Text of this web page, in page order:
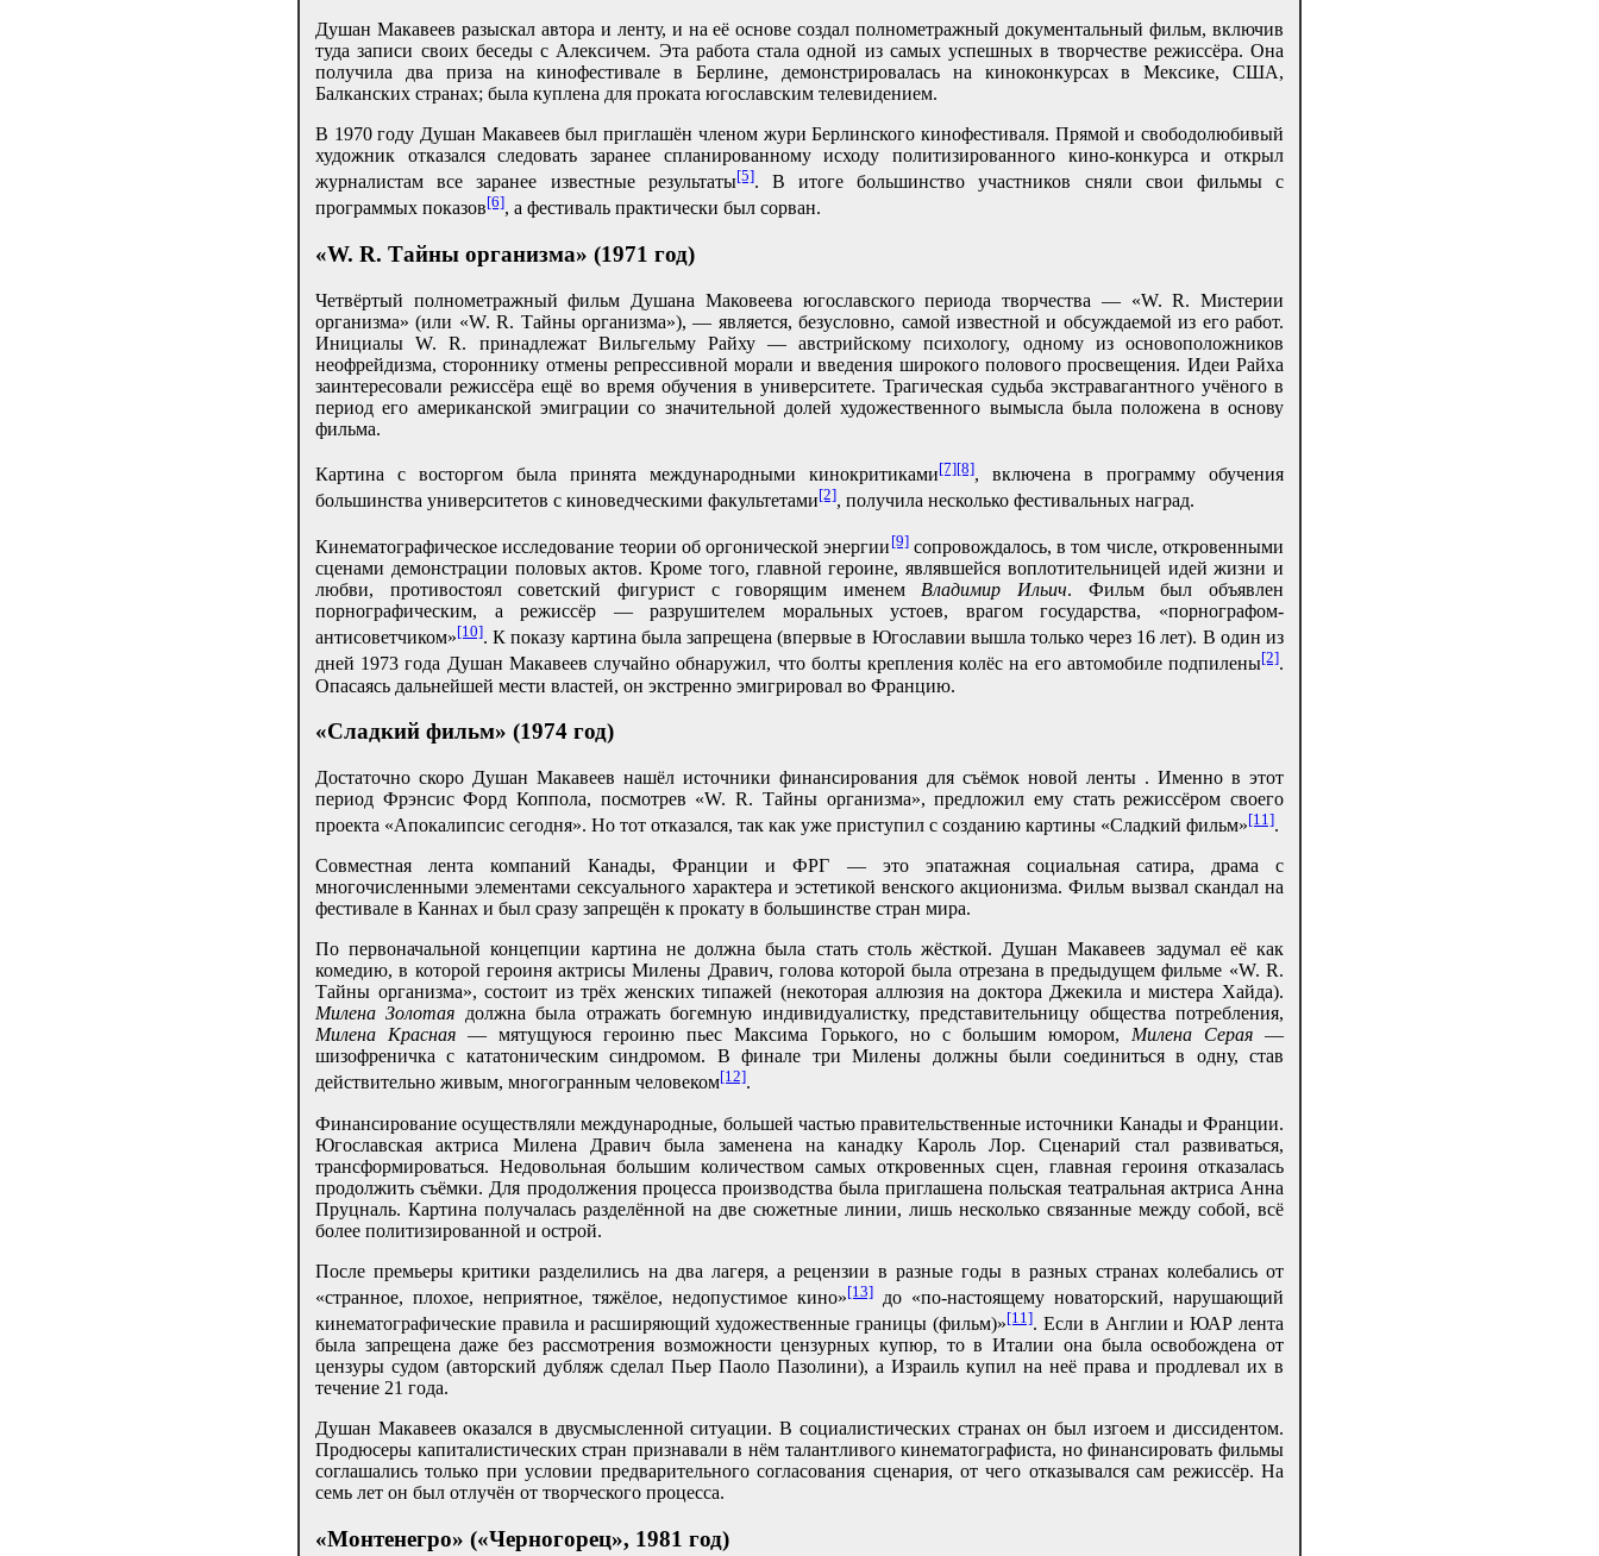
Душан Макавеев разыскал автора и ленту, и на её основе создал полнометражный документальный фильм, включив
туда записи своих беседы с Алексичем. Эта работа стала одной из самых успешных в творчестве режиссёра. Она
получила два приза на кинофестивале в Берлине, демонстрировалась на киноконкурсах в Мексике, США,
Балканских странах; была куплена для проката югославским телевидением.
В 1970 году Душан Макавеев был приглашён членом жури Берлинского кинофестиваля. Прямой и свободолюбивый
художник отказался следовать заранее спланированному исходу политизированного кино-конкурса и открыл
журналистам все заранее известные результаты[5]. В итоге большинство участников сняли свои фильмы с
программых показов[6], а фестиваль практически был сорван.
«W. R. Тайны организма» (1971 год)
Четвёртый полнометражный фильм Душана Маковеева югославского периода творчества — «W. R. Мистерии
организма» (или «W. R. Тайны организма»), — является, безусловно, самой известной и обсуждаемой из его работ.
Инициалы W. R. принадлежат Вильгельму Райху — австрийскому психологу, одному из основоположников
неофрейдизма, стороннику отмены репрессивной морали и введения широкого полового просвещения. Идеи Райха
заинтересовали режиссёра ещё во время обучения в университете. Трагическая судьба экстравагантного учёного в
период его американской эмиграции со значительной долей художественного вымысла была положена в основу
фильма.
Картина с восторгом была принята международными кинокритиками[7][8], включена в программу обучения
большинства университетов с киноведческими факультетами[2], получила несколько фестивальных наград.
Кинематографическое исследование теории об оргонической энергии [9]сопровождалось, в том числе, откровенными
сценами демонстрации половых актов. Кроме того, главной героине, являвшейся воплотительницей идей жизни и
любви, противостоял советский фигурист с говорящим именем Владимир Ильич. Фильм был объявлен
порнографическим, а режиссёр — разрушителем моральных устоев, врагом государства, «порнографом-
антисоветчиком»[10]. К показу картина была запрещена (впервые в Югославии вышла только через 16 лет). В один из
дней 1973 года Душан Макавеев случайно обнаружил, что болты крепления колёс на его автомобиле подпилены[2].
Опасаясь дальнейшей мести властей, он экстренно эмигрировал во Францию.
«Сладкий фильм» (1974 год)
Достаточно скоро Душан Макавеев нашёл источники финансирования для съёмок новой ленты . Именно в этот
период Фрэнсис Форд Коппола, посмотрев «W. R. Тайны организма», предложил ему стать режиссёром своего
проекта «Апокалипсис сегодня». Но тот отказался, так как уже приступил с созданию картины «Сладкий фильм»[11].
Совместная лента компаний Канады, Франции и ФРГ — это эпатажная социальная сатира, драма с
многочисленными элементами сексуального характера и эстетикой венского акционизма. Фильм вызвал скандал на
фестивале в Каннах и был сразу запрещён к прокату в большинстве стран мира.
По первоначальной концепции картина не должна была стать столь жёсткой. Душан Макавеев задумал её как
комедию, в которой героиня актрисы Милены Дравич, голова которой была отрезана в предыдущем фильме «W. R.
Тайны организма», состоит из трёх женских типажей (некоторая аллюзия на доктора Джекила и мистера Хайда).
Милена Золотая должна была отражать богемную индивидуалистку, представительницу общества потребления,
Милена Красная — мятущуюся героиню пьес Максима Горького, но с большим юмором, Милена Серая—
шизофреничка с кататоническим синдромом. В финале три Милены должны были соединиться в одну, став
действительно живым, многогранным человеком[12].
Финансирование осуществляли международные, большей частью правительственные источники Канады и Франции.
Югославская актриса Милена Дравич была заменена на канадку Кароль Лор. Сценарий стал развиваться,
трансформироваться. Недовольная большим количеством самых откровенных сцен, главная героиня отказалась
продолжить съёмки. Для продолжения процесса производства была приглашена польская театральная актриса Анна
Пруцналь. Картина получалась разделённой на две сюжетные линии, лишь несколько связанные между собой, всё
более политизированной и острой.
После премьеры критики разделились на два лагеря, а рецензии в разные годы в разных странах колебались от
«странное, плохое, неприятное, тяжёлое, недопустимое кино»[13] до «по-настоящему новаторский, нарушающий
кинематографические правила и расширяющий художественные границы (фильм)»[11]. Если в Англии и ЮАР лента
была запрещена даже без рассмотрения возможности цензурных купюр, то в Италии она была освобождена от
цензуры судом (авторский дубляж сделал Пьер Паоло Пазолини), а Израиль купил на неё права и продлевал их в
течение 21 года.
Душан Макавеев оказался в двусмысленной ситуации. В социалистических странах он был изгоем и диссидентом.
Продюсеры капиталистических стран признавали в нём талантливого кинематографиста, но финансировать фильмы
соглашались только при условии предварительного согласования сценария, от чего отказывался сам режиссёр. На
семь лет он был отлучён от творческого процесса.
«Монтенегро» («Черногорец», 1981 год)